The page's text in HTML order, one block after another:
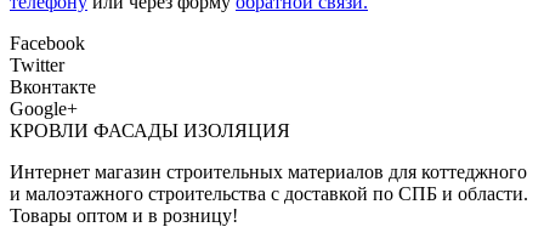
Facebook
Twitter
Вконтакте
Google+
КРОВЛИ ФАСАДЫ ИЗОЛЯЦИЯ
Интернет магазин строительных материалов для коттеджного
и малоэтажного строительства с доставкой по СПБ и области.
Товары оптом и в розницу!